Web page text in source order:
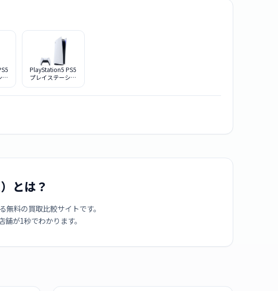
ョ
PlayStation5 PS5
プレイステーショ
とは？
無料の買取比較サイトです。
が1秒でわかります。